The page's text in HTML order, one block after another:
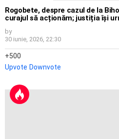
Rogobete, despre cazul de la
curajul să acționăm; justiția își
by
30 iunie, 2026, 22:30
500
Upvote Downvote